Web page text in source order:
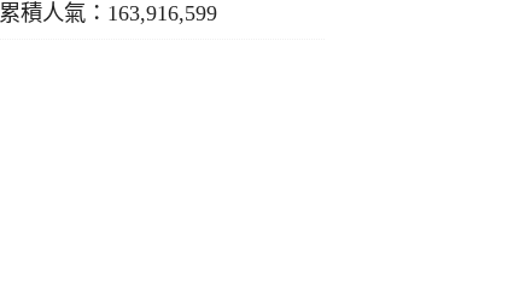
累積人氣：163,916,599